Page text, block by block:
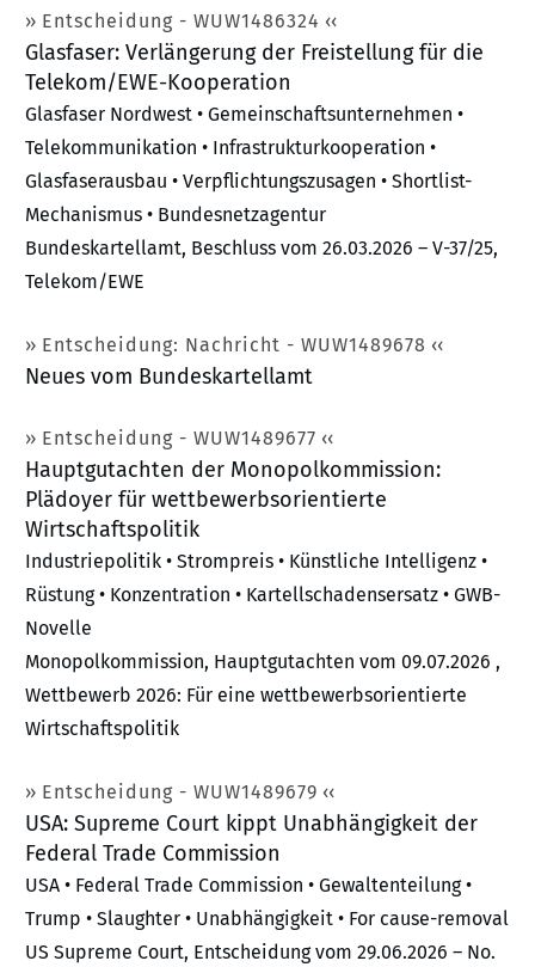
Entscheidung - WUW1486324
Glasfaser: Verlängerung der Freistellung für die
Telekom/EWE-Kooperation
Glasfaser Nordwest • Gemeinschaftsunternehmen •
Telekommunikation • Infrastrukturkooperation •
Glasfaserausbau • Verpflichtungszusagen • Shortlist-
Mechanismus • Bundesnetzagentur
Bundeskartellamt, Beschluss vom 26.03.2026 – V-37/25,
Telekom/EWE
Entscheidung: Nachricht - WUW1489678
Neues vom Bundeskartellamt
Entscheidung - WUW1489677
Hauptgutachten der Monopolkommission:
Plädoyer für wettbewerbsorientierte
Wirtschaftspolitik
Industriepolitik • Strompreis • Künstliche Intelligenz •
Rüstung • Konzentration • Kartellschadensersatz • GWB-
Novelle
Monopolkommission, Hauptgutachten vom 09.07.2026 ,
Wettbewerb 2026: Für eine wettbewerbsorientierte
Wirtschaftspolitik
Entscheidung - WUW1489679
USA: Supreme Court kippt Unabhängigkeit der
Federal Trade Commission
USA • Federal Trade Commission • Gewaltenteilung •
Trump • Slaughter • Unabhängigkeit • For cause-removal
US Supreme Court, Entscheidung vom 29.06.2026 – No.